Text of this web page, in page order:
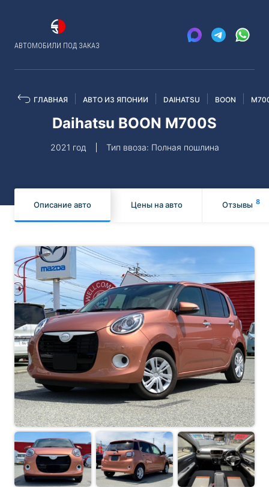
АВТОМОБИЛИ ПОД ЗАКАЗ
ГЛАВНАЯ АВТО ИЗ ЯПОНИИ DAIHATSU BOON
Daihatsu BOON M700S
2021 год Тип ввоза: Полная пошлина
Описание авто Цены на авто Отзывы 8